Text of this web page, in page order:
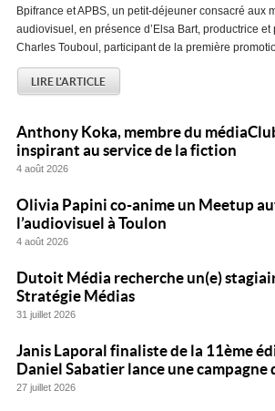
Bpifrance et APBS, un petit-déjeuner consacré aux
audiovisuel, en présence d’Elsa Bart, productrice et
Charles Touboul, participant de la première
LIRE L'ARTICLE
Anthony Koka, membre du
inspirant au service de la fiction
4 août 2026
Olivia Papini co-anime un Meetup
l’audiovisuel à Toulon
4 août 2026
Dutoit Média recherche un(e)
Stratégie Médias
31 juillet 2026
Janis Laporal finaliste de la 11ème
Daniel Sabatier lance une campagne
27 juillet 2026